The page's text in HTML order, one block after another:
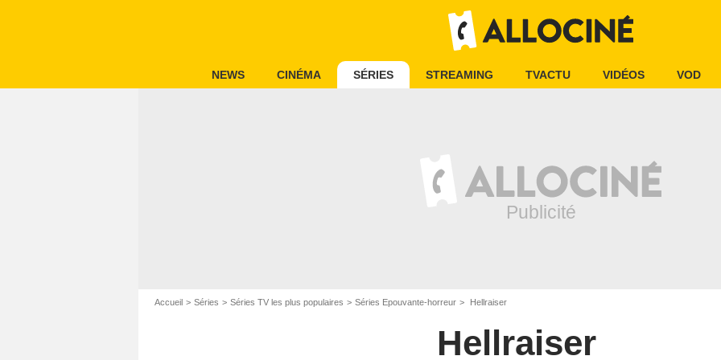
NEWS CINÉMA SÉRIES STREAMING TVACTU VIDÉOS VOD
Accueil Séries Séries TV les plus populaires Séries Epouvante-horreur Hellraiser
Hellraiser